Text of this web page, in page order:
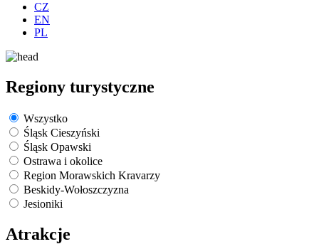
CZ
EN
PL
Regiony turystyczne
Wszystko
Śląsk Cieszyński
Śląsk Opawski
Ostrawa i okolice
Region Morawskich Kravarzy
Beskidy-Wołoszczyzna
Jesioniki
Atrakcje